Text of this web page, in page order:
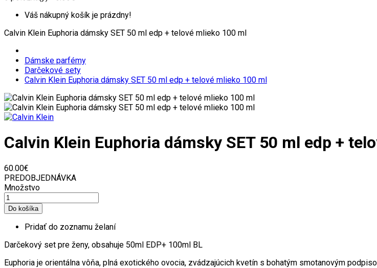
Váš nákupný košík je prázdny!
Calvin Klein Euphoria dámsky SET 50 ml edp + telové mlieko 100 ml
Dámske parfémy
Darčekové sety
Calvin Klein Euphoria dámsky SET 50 ml edp + telové mlieko 100 ml
Calvin Klein Euphoria dámsky SET 50 ml edp +
60.00€
PREDOBJEDNÁVKA
Množstvo
Pridať do zoznamu želaní
Darčekový set pre ženy, obsahuje 50ml EDP+ 100ml BL
Euphoria je orientálna vôňa, plná exotického ovocia, zvádzajúcich kvetín s bohatým smotanovým